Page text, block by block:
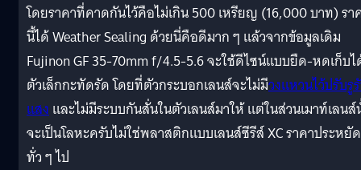
โดยราคาที่คาดกันไว้คือไม่เกิน 500 เหรียญ (16,000 บาท) รา
นี้ได้ Weather Sealing ด้วยนี่คือดีมาก ๆ แล้วจากข้อมูลเดิม
Fujinon GF 35-70mm f/4.5-5.6 จะใช้ดีไซน์แบบยืด-หดเก็บ
ตัวเล็กกะทัดรัด โดยที่ตัวกระบอกเลนส์จะไม่มีวงแหวนไว้ปรับรู
แสงและไม่มีระบบกันสั่นในตัวเลนส์มาให้ แต่ในส่วนเมาท์เลน
จะเป็นโลหะครับไม่ใช่พลาสติกแบบเลนส์ซีรีส์ XC ราคาประหยัด
ทั่ว ๆ ไป